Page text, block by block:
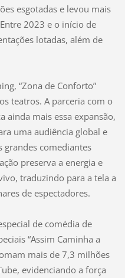
esgotadas e levou mais
2023 e o início de
lotadas, além de
“Zona de Conforto”
teatros. A parceria com o
ainda mais essa expansão,
uma audiência global e
grandes comediantes
preserva a energia e
traduzindo para a tela a
de espectadores.
de comédia de
“Assim Caminha a
mais de 7,3 milhões
evidenciando a força